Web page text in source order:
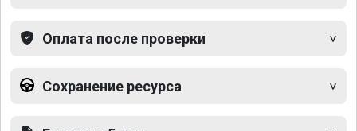
Оплата после проверки
Сохранение ресурса